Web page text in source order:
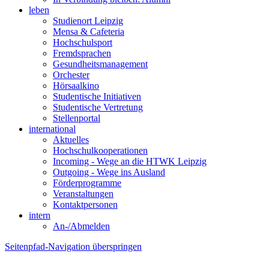
leben
Studienort Leipzig
Mensa & Cafeteria
Hochschulsport
Fremdsprachen
Gesundheitsmanagement
Orchester
Hörsaalkino
Studentische Initiativen
Studentische Vertretung
Stellenportal
international
Aktuelles
Hochschulkooperationen
Incoming - Wege an die HTWK Leipzig
Outgoing - Wege ins Ausland
Förderprogramme
Veranstaltungen
Kontaktpersonen
intern
An-/Abmelden
Seitenpfad-Navigation überspringen